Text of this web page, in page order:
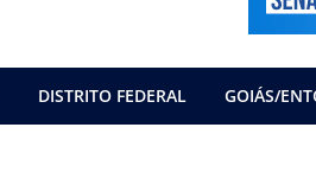
DISTRITO FEDERAL GOIÁS/